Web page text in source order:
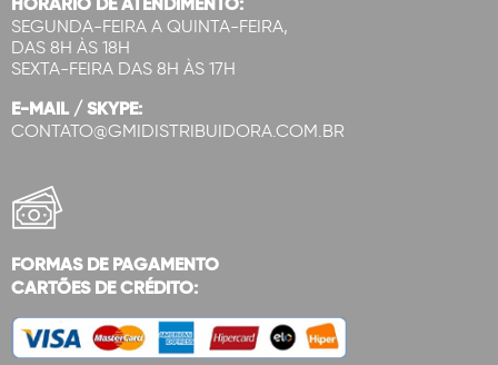
SEGUNDA-FEIRA A QUINTA-FEIRA,
DAS 8H ÀS 18H
SEXTA-FEIRA DAS 8H ÀS 17H
E-MAIL / SKYPE:
CONTATO@GMIDISTRIBUIDORA.COM.BR
FORMAS DE PAGAMENTO
CARTÕES DE CRÉDITO: